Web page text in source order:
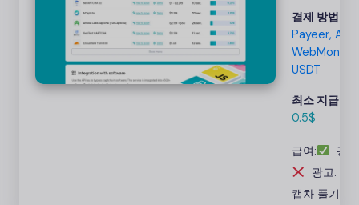
이미지 안에
왜곡된 텍스
를 포함하는
경우가 많습
풀어서
2Captcha에
를 통해 수익
을 얻을 수
습니다.
결제 방법:
Payeer,
WebMoney,
USDT
최소 지급액:
0.5$
급여:
광
광고: 0%
캡차 풀기